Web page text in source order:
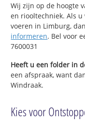
Wij zijn op de hoogte
en riooltechniek. Als
voeren in Limburg,
informeren. Bel voor
7600031
Heeft u een folder in
een afspraak, want
Windraak.
Kies voor